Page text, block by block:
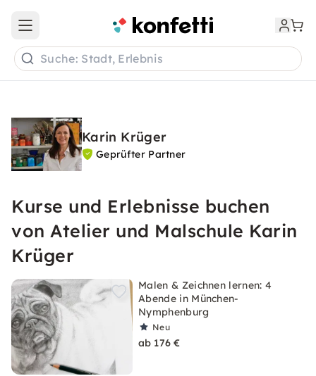
Open main menu
Suche: Stadt, Erlebnis
Karin Krüger
Geprüfter Partner
Kurse und Erlebnisse buchen
von Atelier und Malschule Karin
Krüger
Malen & Zeichnen lernen: 4
Abende in München-
Nymphenburg
Neu
ab 176 €